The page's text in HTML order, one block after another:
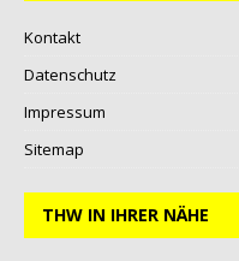
Kontakt
Datenschutz
Impressum
Sitemap
THW IN IHRER NÄHE